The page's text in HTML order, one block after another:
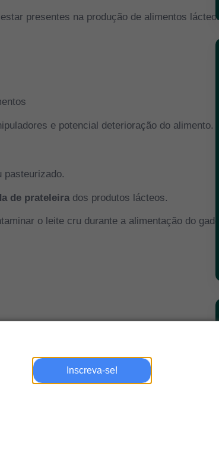
Inscreva-se!
presentes na produção de alimentos lácteos
e potencial deterioração do alimento.
pasteurizado.
de prateleira dos produtos lácteos.
o leite cru durante a alimentação do gado,
de transporte e manipuladores.
chegar ao produto final e causar
mesófilos u
ácido láctico e outros ácidos orgânicos, o que